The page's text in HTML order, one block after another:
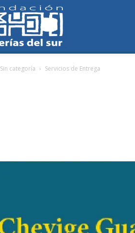
Sin categoría Servicios de Entrega